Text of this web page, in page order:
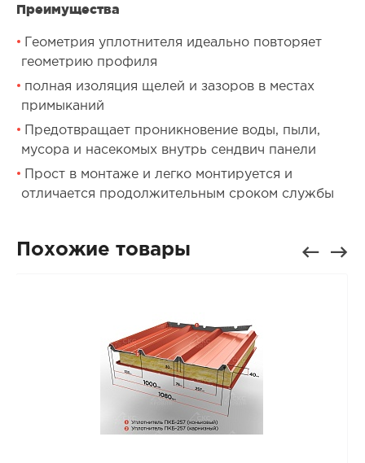
Преимущества
Геометрия уплотнителя идеально повторяет
геометрию профиля
полная изоляция щелей и зазоров в местах
примыканий
Предотвращает проникновение воды, пыли,
мусора и насекомых внутрь сендвич панели
Прост в монтаже и легко монтируется и
отличается продолжительным сроком службы
Похожие товары